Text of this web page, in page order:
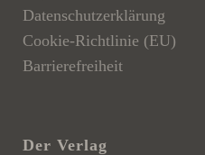
Datenschutzerklärung
Cookie-Richtlinie (EU)
Barrierefreiheit
Der Verlag